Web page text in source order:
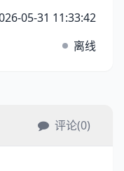
05-31 11:33:42
离线
评论(0)